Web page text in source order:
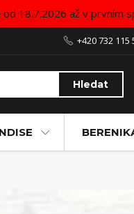
18.7.2026 až v prvním
Hledat
+420 732 115